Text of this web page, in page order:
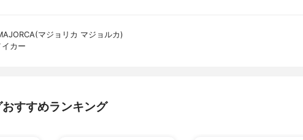
マジョリカ マジョルカ)
カー
すすめランキング